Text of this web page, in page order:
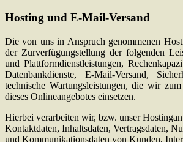
Hosting und E-Mail-Versand
Die von uns in Anspruch genommenen
der Zurverfügungstellung der folgenden
und Plattformdienstleistungen,
Datenbankdienste, E-Mail-Versand,
technische Wartungsleistungen, die wir
dieses Onlineangebotes einsetzen.
Hierbei verarbeiten wir, bzw. unser
Kontaktdaten, Inhaltsdaten, Vertragsdaten,
und Kommunikationsdaten von Kunden,